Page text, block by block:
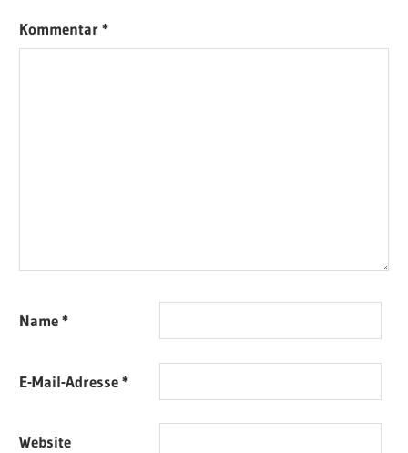
Kommentar*
Name*
E-Mail-Adresse*
Website